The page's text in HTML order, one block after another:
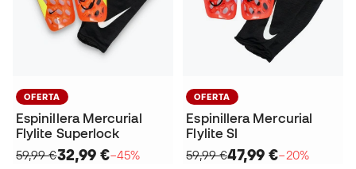
OFERTA
Espinillera Mercurial
Flylite Superlock
59,99 €32,99 €−45%
OFERTA
Espinillera Mercurial
Flylite Sl
59,99 €47,99 €−20%